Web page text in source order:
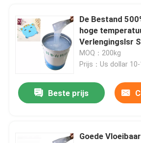
Contacteer ons
Verzoek om een Citaat
Silicone Rubberinkt
De Bestand
hoge
Verlengingslsr
Stootkussen het
MOQ：200kg
Prijs：Us dollar
Beste prijs
Goede